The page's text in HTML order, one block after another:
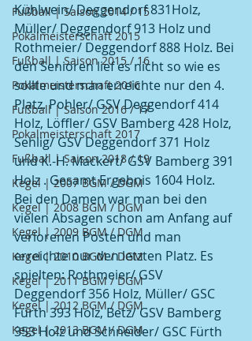
Fußball | Saison 2014 / 15
Pokalmeisterschaft 2015
Fußball | Saison 2015 / 16
Pokalmeisterschaft 2016
Fußball | Saison 2016 / 17
Pokalmeisterschaft 2017
Fußball | Saison 2018 / 19
Kegel | 2007 BGM / DGM
Kegel | 2008 BGM / DGM
Kegel | 2009 BGM / DGM
Kegel | 2010 BGM / DGM
Kegel | 2011 BGM / DGM
Kegel | 2012 BGM / DGM
Kegel | 2013 BGM / DGM
Kühlwein/ Deggendorf 831Holz,
Müller/ Deggendorf 913 Holz und
Rothmeier/ Deggendorf 888 Holz. Bei
den Senioren lief es nicht so wie es
sollte und man erreichte nur den 4.
Platz. Pohler/ GSV Deggendorf 414
Holz, Löffler/ GSV Bamberg 428 Holz,
Sehlig/ GSV Deggendorf 371 Holz
und K.-H. Mackert/ GSV Bamberg 391
Holz . Gesamt Ergebnis 1604 Holz.
Bei den Damen war man bei den
vielen Absagen schon am Anfang auf
verlorenen Posten und man
erreichte nur den letzten Platz. Es
spielten: Rothmeier/ GSV
Deggendorf 356 Holz, Müller/ GSC
Fürth 393 Holz, Betz/ GSV Bamberg
353 Holz und Schneider/ GSC Fürth